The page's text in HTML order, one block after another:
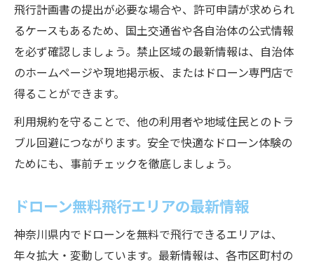
飛行計画書の提出が必要な場合や、許可申請が求められ
るケースもあるため、国土交通省や各自治体の公式情報
を必ず確認しましょう。禁止区域の最新情報は、自治体
のホームページや現地掲示板、またはドローン専門店で
得ることができます。
利用規約を守ることで、他の利用者や地域住民とのトラ
ブル回避につながります。安全で快適なドローン体験の
ためにも、事前チェックを徹底しましょう。
ドローン無料飛行エリアの最新情報
神奈川県内でドローンを無料で飛行できるエリアは、
年々拡大・変動しています。最新情報は、各市区町村の